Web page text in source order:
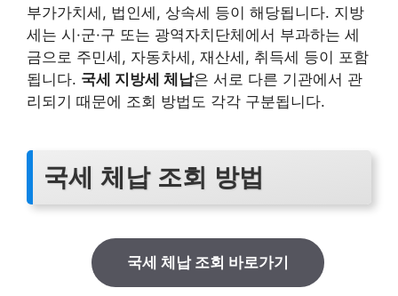
부가가치세, 법인세, 상속세 등이 해당됩니다. 지방
세는 시·군·구 또는 광역자치단체에서 부과하는 세
금으로 주민세, 자동차세, 재산세, 취득세 등이 포함
됩니다. 국세 지방세 체납은 서로 다른 기관에서 관
리되기 때문에 조회 방법도 각각 구분됩니다.
국세 체납 조회 방법
국세 체납 조회 바로가기